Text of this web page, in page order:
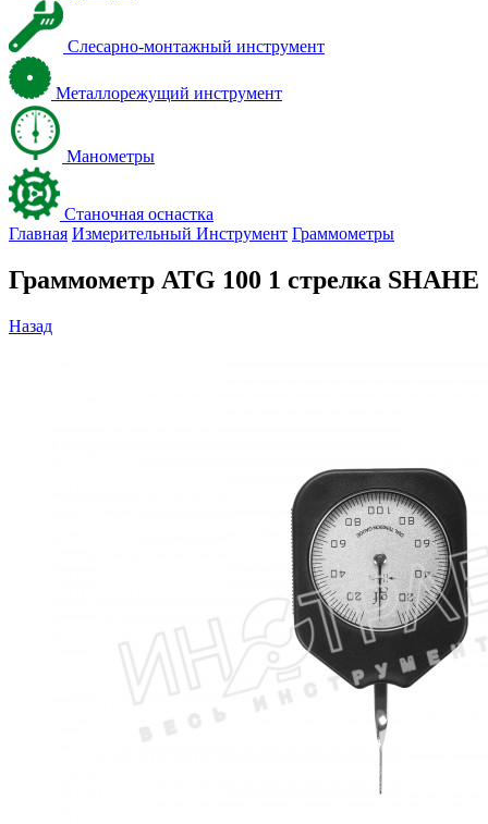
Слесарно-монтажный инструмент
Металлорежущий инструмент
Манометры
Станочная оснастка
Главная Измерительный Инструмент Граммометры
Граммометр ATG 100 1 стрелка SHAHE
Назад